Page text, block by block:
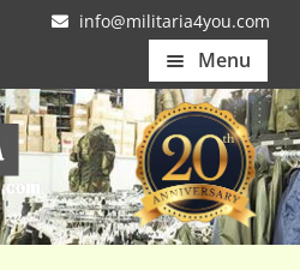
info@militaria4you.com
Menu
Home